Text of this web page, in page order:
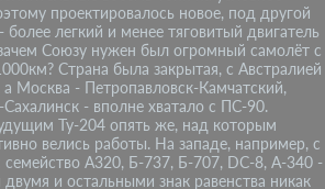
проектировалось новое, под другой
более легкий и менее тяговитый двигатель
Союзу нужен был огромный самолёт с
Страна была закрытая, с Австралией
Москва - Петропавловск-Камчатский,
- вполне хватало с ПС-90.
Ту-204 опять же, над которым
велись работы. На западе, например, с
семейство А320, Б-737, Б-707, DC-8, А-340 -
и остальными знак равенства никак